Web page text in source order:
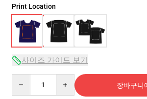
Print Location
사이즈 가이드 보기
장바구니